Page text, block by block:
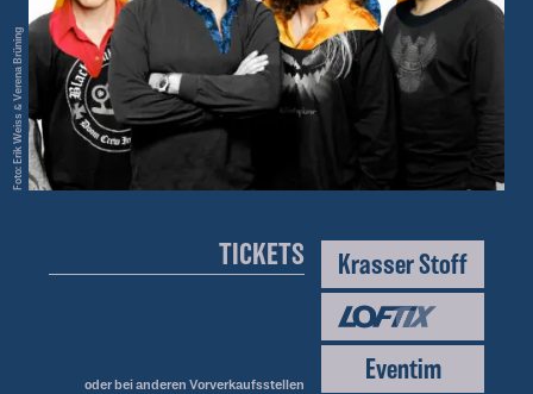
Foto: Erik Weiss & Verena Brüning
TICKETS Krasser Stoff
Eventim
oder bei anderen Vorverkaufsstellen